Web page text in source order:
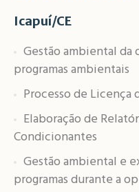
Icapuí/CE
Gestão ambiental da
programas ambientais
Processo de Licença
Elaboração de
Condicionantes
Gestão ambiental e
programas durante a